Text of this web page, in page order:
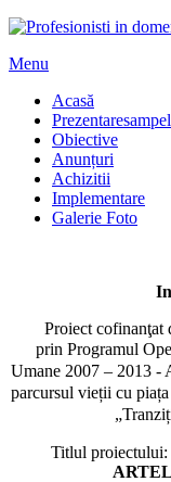
Menu
Acasă
Prezentare
Obiective
Anunțuri
Achizitii
Implementare
Galerie Foto
Proiect cofinanţat
prin Programul
Umane 2007 – 2013 -
parcursul vieții cu
Titlul proiectului: